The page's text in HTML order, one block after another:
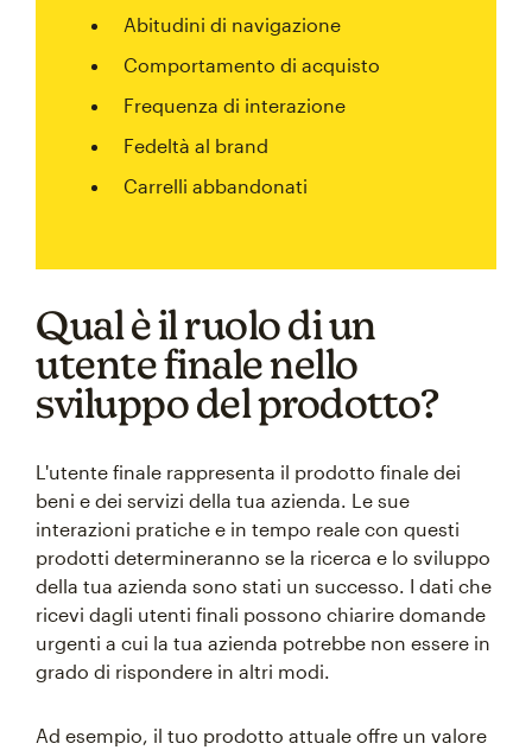
Abitudini di navigazione
Comportamento di acquisto
Frequenza di interazione
Fedeltà al brand
Carrelli abbandonati
Qual è il ruolo di un
utente finale nello
sviluppo del prodotto?
L'utente finale rappresenta il prodotto finale dei
beni e dei servizi della tua azienda. Le sue
interazioni pratiche e in tempo reale con questi
prodotti determineranno se la ricerca e lo sviluppo
della tua azienda sono stati un successo. I dati che
ricevi dagli utenti finali possono chiarire domande
urgenti a cui la tua azienda potrebbe non essere in
grado di rispondere in altri modi.
Ad esempio, il tuo prodotto attuale offre un valore